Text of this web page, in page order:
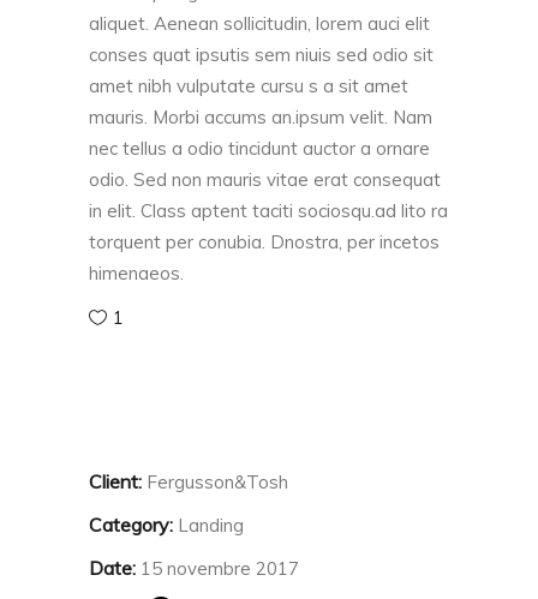
aliquet. Aenean sollicitudin, lorem auci elit
conses quat ipsutis sem niuis sed odio sit
amet nibh vulputate cursu s a sit amet
mauris. Morbi accums an.ipsum velit. Nam
nec tellus a odio tincidunt auctor a ornare
odio. Sed non mauris vitae erat consequat
in elit. Class aptent taciti sociosqu.ad lito ra
torquent per conubia. Dnostra, per incetos
himenaeos.
1
Client: Fergusson&Tosh
Category: Landing
Date: 15 novembre 2017